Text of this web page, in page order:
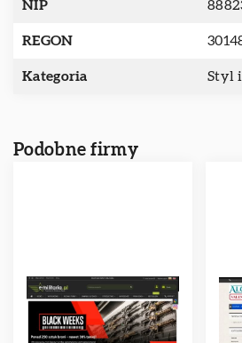
NIP
REGON
Kategoria Styl i
Podobne firmy